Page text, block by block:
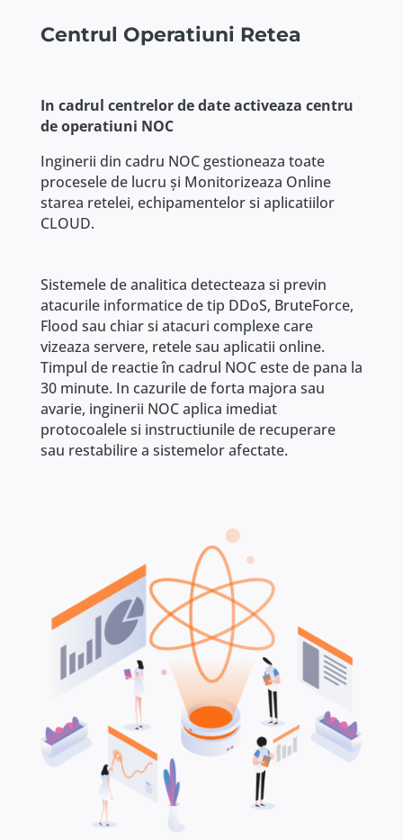
Centrul Operatiuni Retea
In cadrul centrelor de date activeaza centru
de operatiuni NOC
Inginerii din cadru NOC gestioneaza toate
procesele de lucru și Monitorizeaza Online
starea retelei, echipamentelor si aplicatiilor
CLOUD.
Sistemele de analitica detecteaza si previn
atacurile informatice de tip DDoS, BruteForce,
Flood sau chiar si atacuri complexe care
vizeaza servere, retele sau aplicatii online.
Timpul de reactie în cadrul NOC este de pana la
30 minute. In cazurile de forta majora sau
avarie, inginerii NOC aplica imediat
protocoalele si instructiunile de recuperare
sau restabilire a sistemelor afectate.